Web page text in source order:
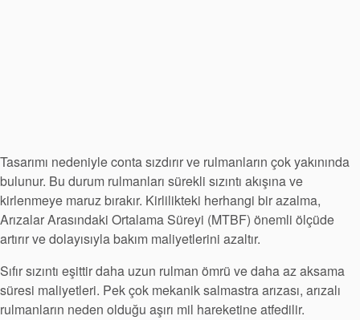
Tasarımı nedeniyle conta sızdırır ve rulmanların çok yakınında
bulunur. Bu durum rulmanları sürekli sızıntı akışına ve
kirlenmeye maruz bırakır. Kirlilikteki herhangi bir azalma,
Arızalar Arasındaki Ortalama Süreyi (MTBF) önemli ölçüde
artırır ve dolayısıyla bakım maliyetlerini azaltır.
Sıfır sızıntı eşittir daha uzun rulman ömrü ve daha az aksama
süresi maliyetleri. Pek çok mekanik salmastra arızası, arızalı
rulmanların neden olduğu aşırı mil hareketine atfedilir.